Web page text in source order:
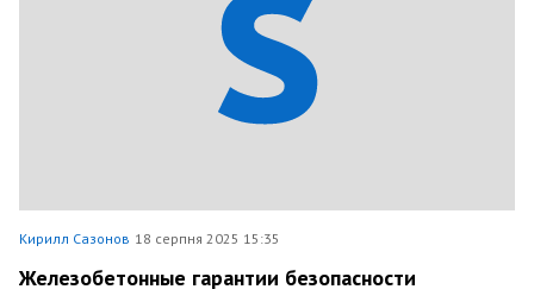
Кирилл Сазонов 18 серпня 2025 15:35
Железобетонные гарантии безопасности